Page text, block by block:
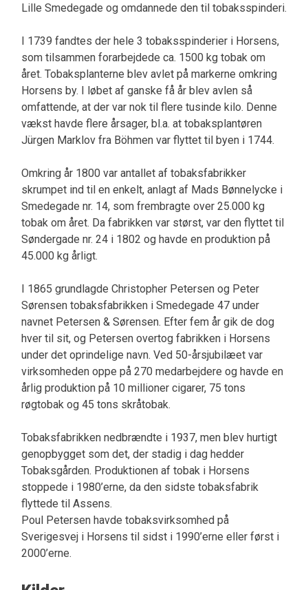
Lille Smedegade og omdannede den til tobaksspinderi.
I 1739 fandtes der hele 3 tobaksspinderier i Horsens,
som tilsammen forarbejdede ca. 1500 kg tobak om
året. Tobaksplanterne blev avlet på markerne omkring
Horsens by. I løbet af ganske få år blev avlen så
omfattende, at der var nok til flere tusinde kilo. Denne
vækst havde flere årsager, bl.a. at tobaksplantøren
Jürgen Marklov fra Böhmen var flyttet til byen i 1744.
Omkring år 1800 var antallet af tobaksfabrikker
skrumpet ind til en enkelt, anlagt af Mads Bønnelycke i
Smedegade nr. 14, som frembragte over 25.000 kg
tobak om året. Da fabrikken var størst, var den flyttet til
Søndergade nr. 24 i 1802 og havde en produktion på
45.000 kg årligt.
I 1865 grundlagde Christopher Petersen og Peter
Sørensen tobaksfabrikken i Smedegade 47 under
navnet Petersen & Sørensen. Efter fem år gik de dog
hver til sit, og Petersen overtog fabrikken i Horsens
under det oprindelige navn. Ved 50-årsjubilæet var
virksomheden oppe på 270 medarbejdere og havde en
årlig produktion på 10 millioner cigarer, 75 tons
røgtobak og 45 tons skråtobak.
Tobaksfabrikken nedbrændte i 1937, men blev hurtigt
genopbygget som det, der stadig i dag hedder
Tobaksgården. Produktionen af tobak i Horsens
stoppede i 1980’erne, da den sidste tobaksfabrik
flyttede til Assens.
Poul Petersen havde tobaksvirksomhed på
Sverigesvej i Horsens til sidst i 1990’erne eller først i
2000’erne.